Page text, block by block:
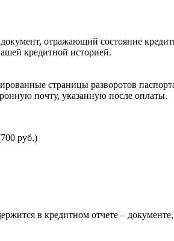
отражающий состояние
кредитной историей.
страницы разворотов
почту, указанную после оплаты.
руб.)
в кредитном отчете –